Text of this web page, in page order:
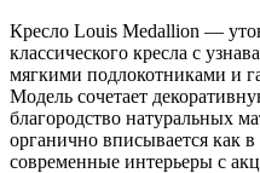
Кресло Louis Medallion —
классического кресла с
мягкими подлокотниками и
Модель сочетает
благородство натуральных
органично вписывается как в
современные интерьеры с